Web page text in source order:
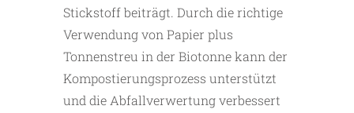
Stickstoff beiträgt. Durch die richtige
Verwendung von Papier plus
Tonnenstreu in der Biotonne kann der
Kompostierungsprozess unterstützt
und die Abfallverwertung verbessert